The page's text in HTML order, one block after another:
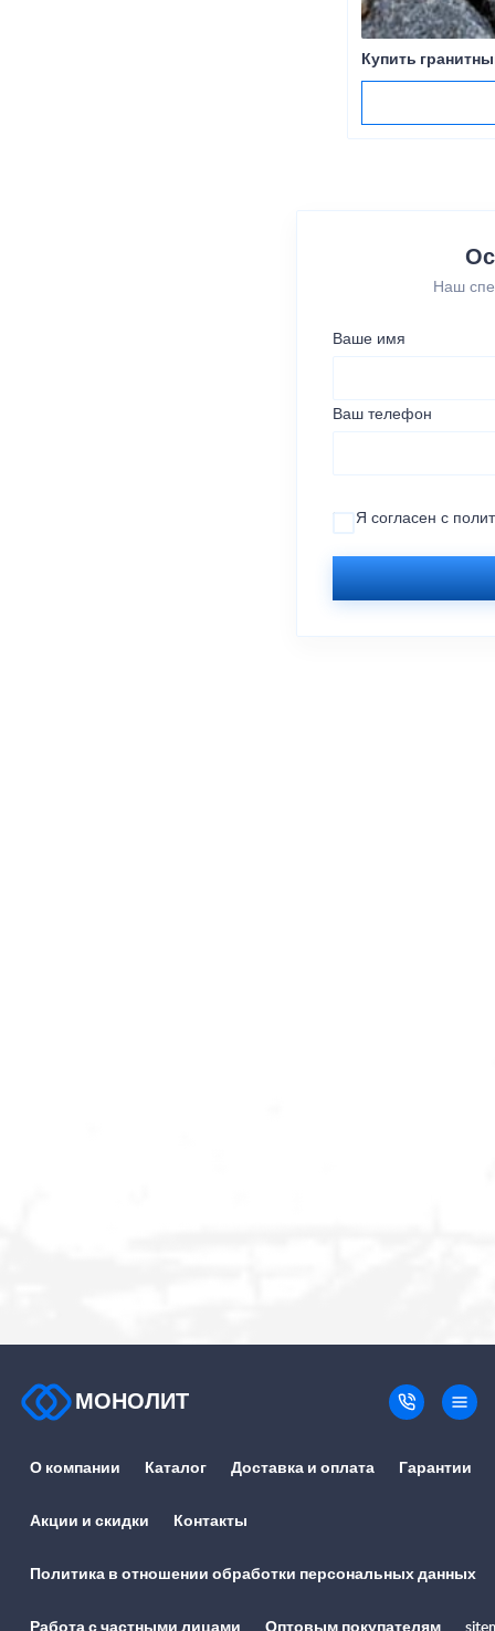
Купить
Наш
Ваше имя
Ваш телефон
Я согласен с
МОНОЛИТ
О компании Каталог Доставка и оплата Гарантии
Акции и скидки Контакты
Политика в отношении обработки персональных данных
Работа с частными лицами Оптовым покупателям